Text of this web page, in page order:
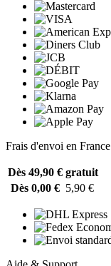
Frais d'envoi en France
Dès 49,90 € gratuit
Dès 0,00 € 5,90 €